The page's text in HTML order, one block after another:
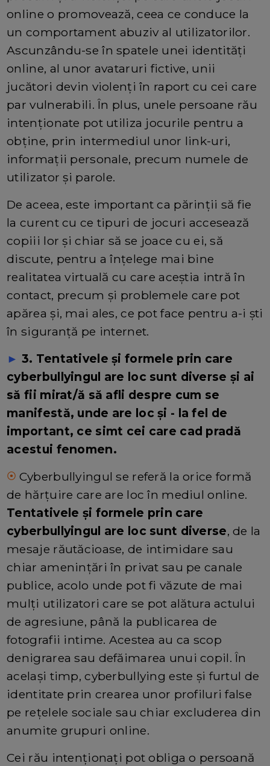
online o promovează, ceea ce conduce la
un comportament abuziv al utilizatorilor.
Ascunzându-se în spatele unei identități
online, al unor avataruri fictive, unii
jucători devin violenți în raport cu cei care
par vulnerabili. În plus, unele persoane rău
intenționate pot utiliza jocurile pentru a
obține, prin intermediul unor link-uri,
informații personale, precum numele de
utilizator și parole.
De aceea, este important ca părinții să fie
la curent cu ce tipuri de jocuri accesează
copiii lor și chiar să se joace cu ei, să
discute, pentru a înțelege mai bine
realitatea virtuală cu care aceștia intră în
contact, precum și problemele care pot
apărea și, mai ales, ce pot face pentru a-i ști
în siguranță pe internet.
► 3. Tentativele și formele prin care
cyberbullyingul are loc sunt diverse și ai
să fii mirat/ă să afli despre cum se
manifestă, unde are loc și - la fel de
important, ce simt cei care cad pradă
acestui fenomen.
⦿ Cyberbullyingul se referă la orice formă
de hărțuire care are loc în mediul online.
Tentativele și formele prin care
cyberbullyingul are loc sunt diverse, de la
mesaje răutăcioase, de intimidare sau
chiar amenințări în privat sau pe canale
publice, acolo unde pot fi văzute de mai
mulți utilizatori care se pot alătura actului
de agresiune, până la publicarea de
fotografii intime. Acestea au ca scop
denigrarea sau defăimarea unui copil. În
același timp, cyberbullying este și furtul de
identitate prin crearea unor profiluri false
pe rețelele sociale sau chiar excluderea din
anumite grupuri online.
Cei rău intenționați pot obliga o persoană